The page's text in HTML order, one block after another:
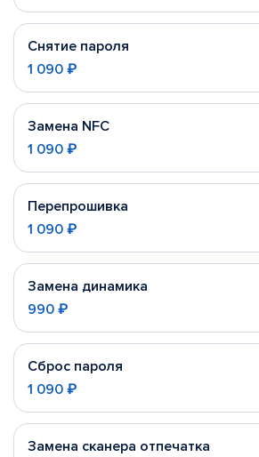
Снятие пароля
1 090 ₽
Замена NFC
1 090 ₽
Перепрошивка
1 090 ₽
Замена динамика
990 ₽
Сброс пароля
1 090 ₽
Замена сканера отпечатка